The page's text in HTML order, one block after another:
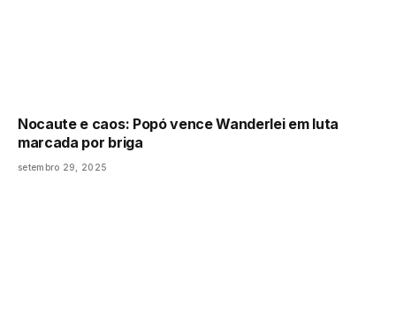
Nocaute e caos: Popó vence Wanderlei em luta
marcada por briga
setembro 29, 2025